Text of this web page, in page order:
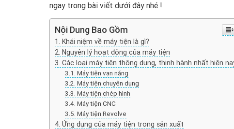
ngay trong bài viết dưới đây nhé !
Nội Dung Bao Gồm
Khái niệm về máy tiện là gì?
Nguyên lý hoạt động của máy tiện
Các loại máy tiện thông dụng, thịnh hành nhất hiện
Máy tiện vạn năng
Máy tiện chuyên dụng
Máy tiện chép hình
Máy tiện CNC
Máy tiện Revolve
Ứng dụng của máy tiện trong sản xuất